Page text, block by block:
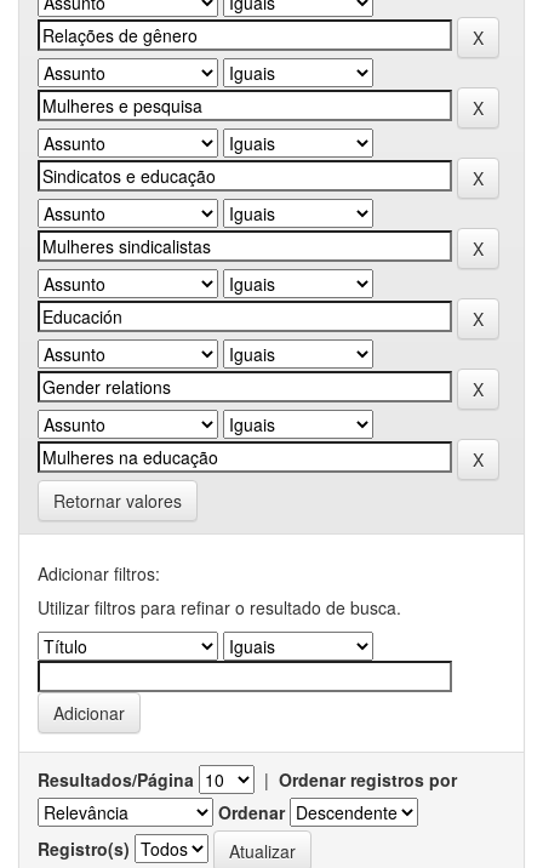
Retornar valores
Adicionar filtros:
Utilizar filtros para refinar o resultado de busca.
Resultados/Página | Ordenar registros por
Ordenar
Registro(s)